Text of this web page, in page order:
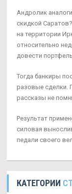
Андролик
скидкой
на территории
относительно
довести
Тогда банкиры
разовые сделки.
рассказы не
Результат
силовая
педали своего
КАТЕГОРИИ